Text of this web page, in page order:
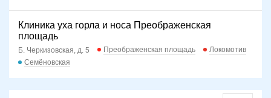
Клиника уха горла и носа Преображенская
площадь
Б. Черкизовская, д. 5 Преображенская площадь
Локомотив
Семёновская